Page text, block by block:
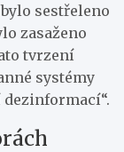
sestřeleno
zasaženo
tvrzení
systémy
dezinformací“.